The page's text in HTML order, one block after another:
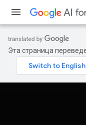
Эта страница